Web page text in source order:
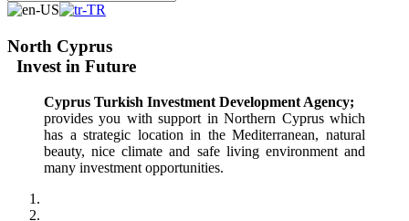
North Cyprus
Invest in Future
Cyprus Turkish Investment Development Agency;
provides you with support in Northern Cyprus which
has a strategic location in the Mediterranean, natural
beauty, nice climate and safe living environment and
many investment opportunities.